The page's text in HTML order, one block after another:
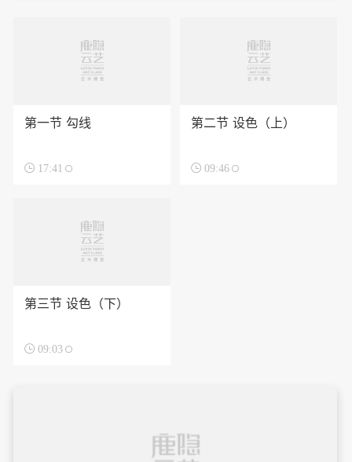
第一节 勾线
 17:41
第二节 设色（上）
 09:46
第三节 设色（下）
 09:03